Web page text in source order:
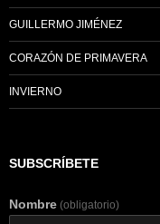
GUILLERMO JIMÉNEZ
CORAZÓN DE PRIMAVERA
INVIERNO
SUBSCRÍBETE
Nombre (obligatorio)